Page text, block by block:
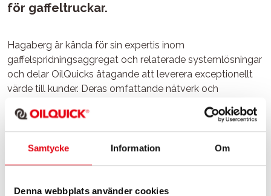
Samtycke Information Om
Denna webbplats använder cookies
för gaffeltruckar.
Hagaberg är kända för sin expertis inom
gaffelspridningsaggregat och relaterade systemlösningar
och delar OilQuicks åtagande att leverera exceptionellt
värde till kunder. Deras omfattande nätverk och
OilQuicks kärnvärden.
Johan Lindqvist, försäljningschef OilQuick AB:
–Vi är glada över att tillkännage detta strategiska
och djup förståelse för marknaden gör dem till en idealisk